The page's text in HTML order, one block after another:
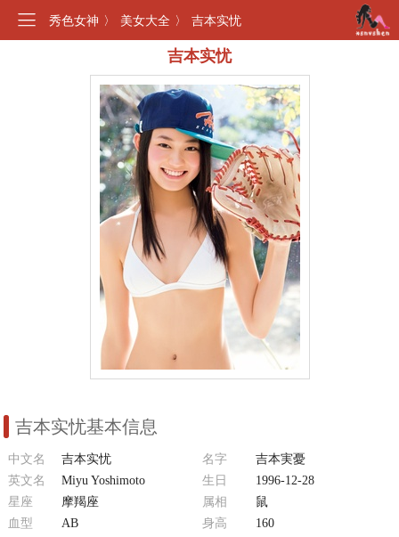
秀色女神 〉 美女大全 〉 吉本实忧
吉本实忧
吉本实忧基本信息
中文名 吉本实忧 名字
吉本実憂
英文名
Miyu Yoshimoto 生日
1996-12-28
星座
摩羯座 属相
鼠
血型
AB 身高
160